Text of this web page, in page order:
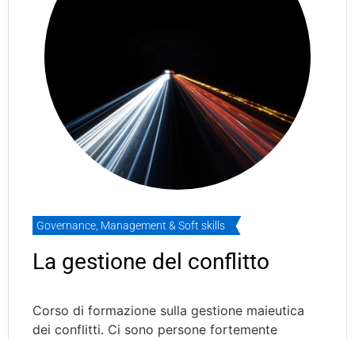
Governance Management & Soft skills
La gestione del conflitto
Corso di formazione sulla gestione maieutica
dei conflitti. Ci sono persone fortemente